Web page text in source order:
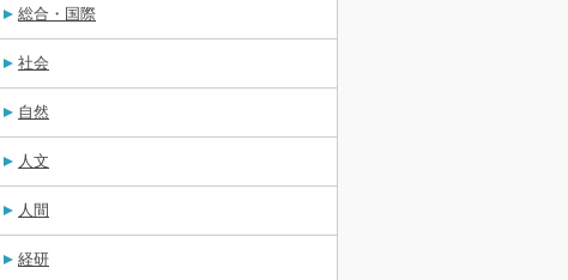
総合・国際
社会
自然
人文
人間
経研